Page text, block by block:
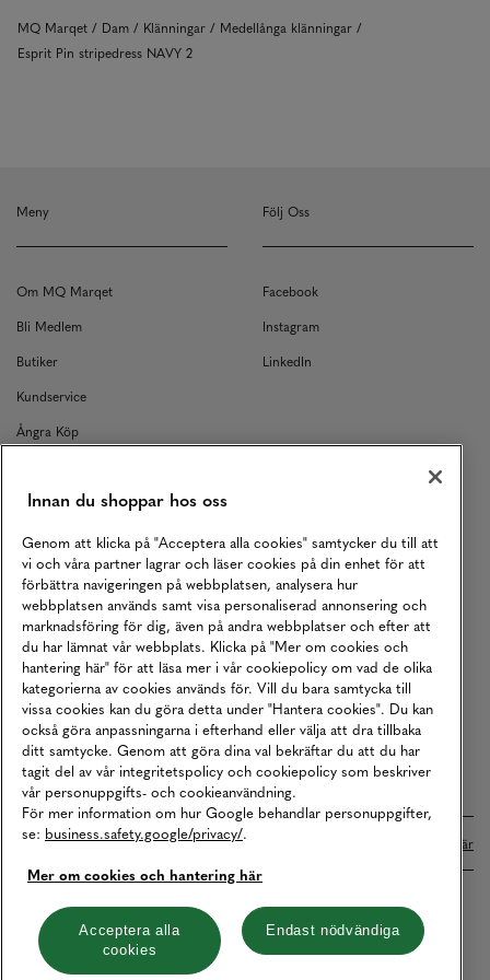
MQ Marqet Dam Klänningar
Medellånga klänningar
Esprit Pin stripedress NAVY 2
Meny
Om MQ Marqet
Bli Medlem
Butiker
Kundservice
Ångra Köp
Returer
Köpvillkor
Karriär
Vårt Ansvar
Våra Tjänster
Press
Studentrabatt
B2B
Tillgänglighetsredogörelse
Följ Oss
Facebook
Instagram
LinkedIn
Betalningar online sköts i samarbete med Klarna. Läs mer här
Cookies Integritetspolicy
Hantera cookies
Innan du shoppar hos oss
Genom att klicka på "Acceptera alla cookies" samtycker du till att
vi och våra partner lagrar och läser cookies på din enhet för att
förbättra navigeringen på webbplatsen, analysera hur
webbplatsen används samt visa personaliserad annonsering och
marknadsföring för dig, även på andra webbplatser och efter att
du har lämnat vår webbplats. Klicka på "Mer om cookies och
hantering här" för att läsa mer i vår cookiepolicy om vad de olika
kategorierna av cookies används för. Vill du bara samtycka till
vissa cookies kan du göra detta under "Hantera cookies". Du kan
också göra anpassningarna i efterhand eller välja att dra tillbaka
ditt samtycke. Genom att göra dina val bekräftar du att du har
tagit del av vår integritetspolicy och cookiepolicy som beskriver
vår personuppgifts- och cookieanvändning.
För mer information om hur Google behandlar personuppgifter,
se: business.safety.google/privacy/.
Mer om cookies och hantering här
Acceptera alla
cookies
Endast nödvändiga